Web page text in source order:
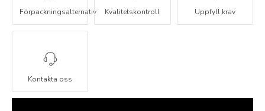
Förpackningsalternativ Kvalitetskontroll Uppfyll krav
Kontakta oss